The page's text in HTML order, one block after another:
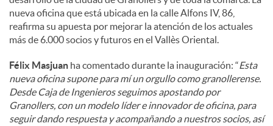
nueva oficina que está ubicada en la calle Alfons IV, 86,
reafirma su apuesta por mejorar la atención de los actuales
más de 6.000 socios y futuros en el Vallès Oriental.
Félix Masjuan ha comentado durante la inauguración: “Esta
nueva oficina supone para mí un orgullo como granollerense.
Desde Caja de Ingenieros seguimos apostando por
Granollers, con un modelo líder e innovador de oficina, para
seguir dando respuesta y acompañando a nuestros socios, así